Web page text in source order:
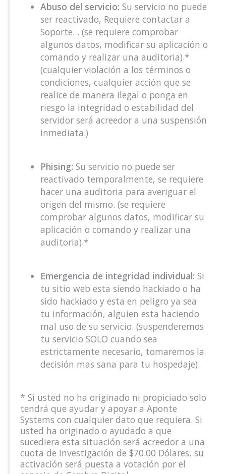
Abuso del servicio: Su servicio no puede
ser reactivado, Requiere contactar a
Soporte. . (se requiere comprobar
algunos datos, modificar su aplicación o
comando y realizar una auditoria).*
(cualquier violación a los términos o
condiciones, cualquier acción que se
realice de manera ilegal o ponga en
riesgo la integridad o estabilidad del
servidor será acreedor a una suspensión
inmediata.)
Phising: Su servicio no puede ser
reactivado temporalmente, se requiere
hacer una auditoria para averiguar el
origen del mismo. (se requiere
comprobar algunos datos, modificar su
aplicación o comando y realizar una
auditoria).*
Emergencia de integridad individual: Si
tu sitio web esta siendo hackiado o ha
sido hackiado y esta en peligro ya sea
tu información, alguien esta haciendo
mal uso de su servicio. (suspenderemos
tu servicio SOLO cuando sea
estrictamente necesario, tomaremos la
decisión mas sana para tu hospedaje).
* Si usted no ha originado ni propiciado solo
tendrá que ayudar y apoyar a Aponte
Systems con cualquier dato que requiera. Si
usted ha originado o ayudado a que
sucediera esta situación será acreedor a una
cuota de Investigación de $70.00 Dólares, su
activación será puesta a votación por el